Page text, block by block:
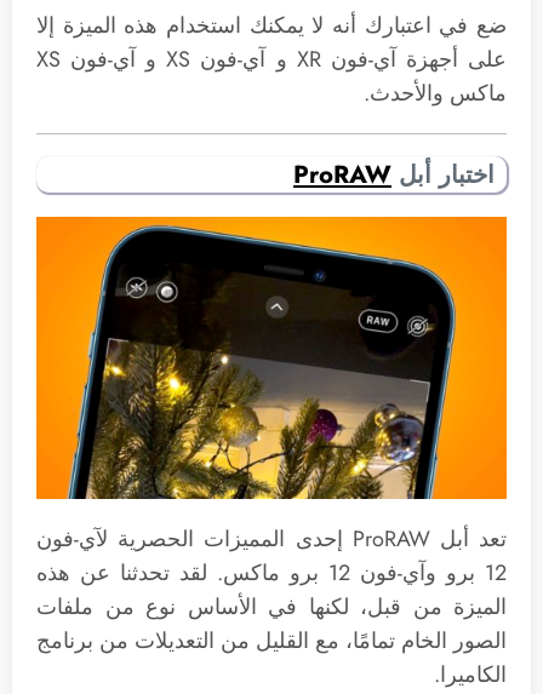
ضع في اعتبارك أنه لا يمكنك استخدام هذه الميزة إلا
على أجهزة آي-فون XR و آي-فون XS و آي-فون XS
ماكس والأحدث.
اختبار أبل ProRAW
تعد أبل ProRAW إحدى المميزات الحصرية لآي-فون
12 برو وآي-فون 12 برو ماكس. لقد تحدثنا عن هذه
الميزة من قبل، لكنها في الأساس نوع من ملفات
الصور الخام تمامًا، مع القليل من التعديلات من برنامج
الكاميرا.